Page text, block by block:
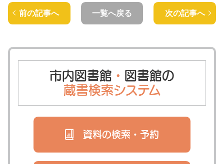
前の記事へ 一覧へ戻る 次の記事へ
市内図書館 ・ 図書館の
蔵書検索システム
資料の検索・ 予約